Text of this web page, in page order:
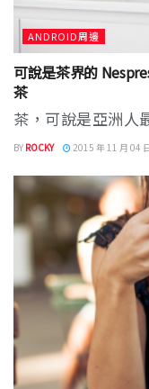
ANDROID周邊
可說是茶界的
茶
茶，可說是亞洲人
BY ROCKY 2015 年 11 月 04